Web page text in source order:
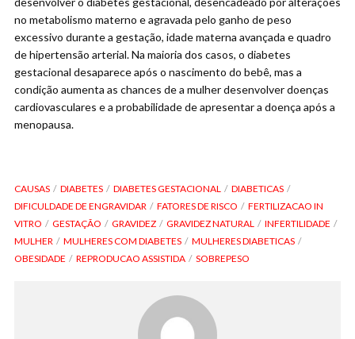
no metabolismo materno e agravada pelo ganho de peso
excessivo durante a gestação, idade materna avançada e quadro
de hipertensão arterial. Na maioria dos casos, o diabetes
gestacional desaparece após o nascimento do bebê, mas a
condição aumenta as chances de a mulher desenvolver doenças
cardiovasculares e a probabilidade de apresentar a doença após a
menopausa.
CAUSAS DIABETES DIABETES GESTACIONAL
DIABETICAS
DIFICULDADE DE ENGRAVIDAR
FATORES DE RISCO
FERTILIZACAO IN
VITRO
GESTAÇÃO GRAVIDEZ GRAVIDEZ NATURAL
INFERTILIDADE
MULHER
MULHERES COM DIABETES
MULHERES DIABETICAS
OBESIDADE
REPRODUCAO ASSISTIDA SOBREPESO